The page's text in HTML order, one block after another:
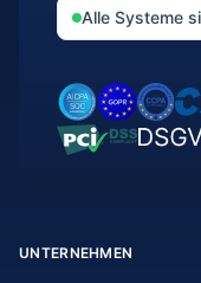
Alle Systeme
UNTERNEHMEN